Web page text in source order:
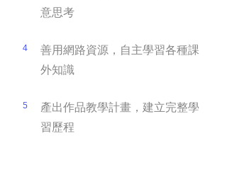
意思考
4
善用網路資源，自主學習各種課
外知識
5
產出作品教學計畫，建立完整學
習歷程